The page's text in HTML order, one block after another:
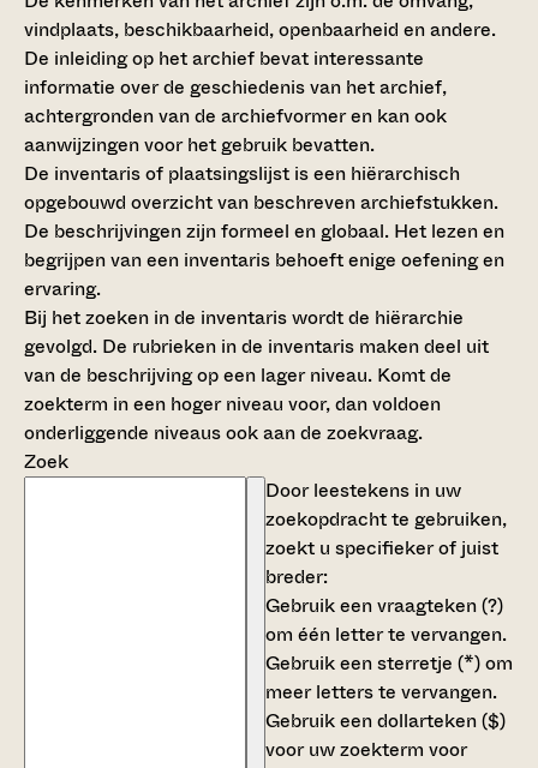
vindplaats, beschikbaarheid, openbaarheid en andere.
De inleiding op het archief bevat interessante
informatie over de geschiedenis van het archief,
achtergronden van de archiefvormer en kan ook
aanwijzingen voor het gebruik bevatten.
De inventaris of plaatsingslijst is een hiërarchisch
opgebouwd overzicht van beschreven archiefstukken.
De beschrijvingen zijn formeel en globaal. Het lezen en
begrijpen van een inventaris behoeft enige oefening en
ervaring.
Bij het zoeken in de inventaris wordt de hiërarchie
gevolgd. De rubrieken in de inventaris maken deel uit
van de beschrijving op een lager niveau. Komt de
zoekterm in een hoger niveau voor, dan voldoen
onderliggende niveaus ook aan de zoekvraag.
Zoek
Door leestekens in uw
zoekopdracht te gebruiken,
zoekt u specifieker of juist
breder:
Gebruik eenvraagteken (?)
om één letter te vervangen.
Gebruik eensterretje (*)om
meer letters te vervangen.
Gebruik eendollarteken ($)
voor uw zoekterm voor